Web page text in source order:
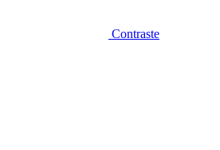
Contraste